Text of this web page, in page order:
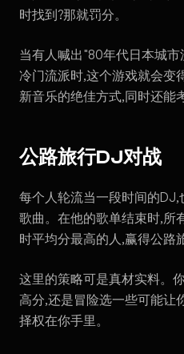
时找到?那就罚分。
当有人喊出"80年代日本城
冷门流派时,这个游戏就会变
新音乐的绝佳方式,同时还能
公路旅行DJ对战
每个人轮流当一段时间的DJ,
歌曲。在他的歌单结束时,所
时平均分最高的人,赢得公路
这里的策略可是真材实料。
高分,还是冒险选一些可能让
择权在你手里。